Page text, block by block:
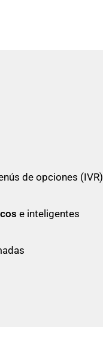
de opciones (IVR)
e inteligentes